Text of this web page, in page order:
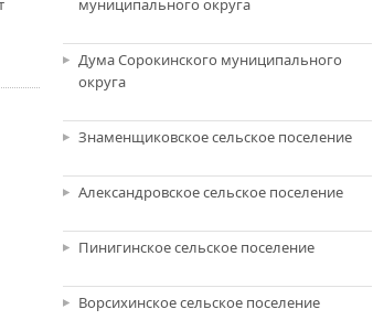
муниципального округа
Дума Сорокинского муниципального
округа
Знаменщиковское сельское поселение
Александровское сельское поселение
Пинигинское сельское поселение
Ворсихинское сельское поселение